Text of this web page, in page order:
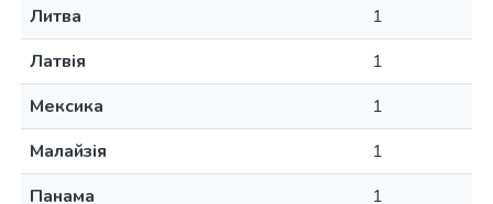
Литва
1
Латвія
1
Мексика
1
Малайзія
1
Панама
1